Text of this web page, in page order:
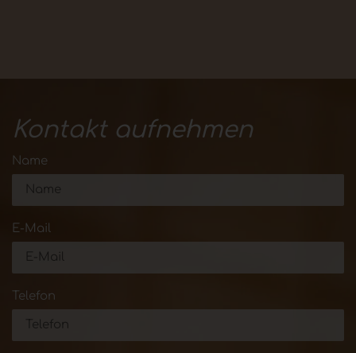
Kontakt aufnehmen
Name
E-Mail
Telefon